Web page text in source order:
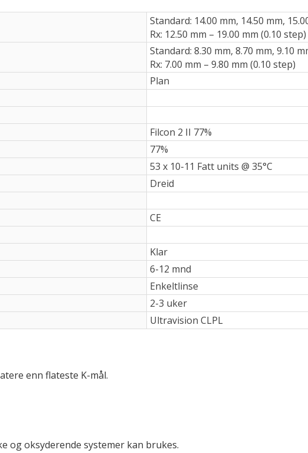
Standard: 14.00 mm, 14.50 mm,
Rx: 12.50 mm – 19.00 mm (0.10 step)
Standard: 8.30 mm, 8.70 mm, 9.10
Rx: 7.00 mm – 9.80 mm (0.10 step)
Plan
Filcon 2 II 77%
77%
53 x 10-11 Fatt units @ 35°C
Dreid
CE
Klar
6-12 mnd
Enkeltlinse
2-3 uker
Ultravision CLPL
enn flateste K-mål.
og oksyderende systemer kan brukes.